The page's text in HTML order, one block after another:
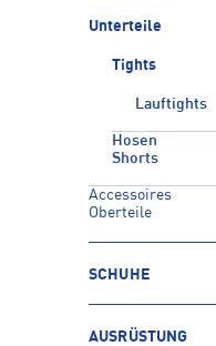
Unterteile
Tights
Lauftights
Hosen
Shorts
Accessoires
Oberteile
SCHUHE
AUSRÜSTUNG